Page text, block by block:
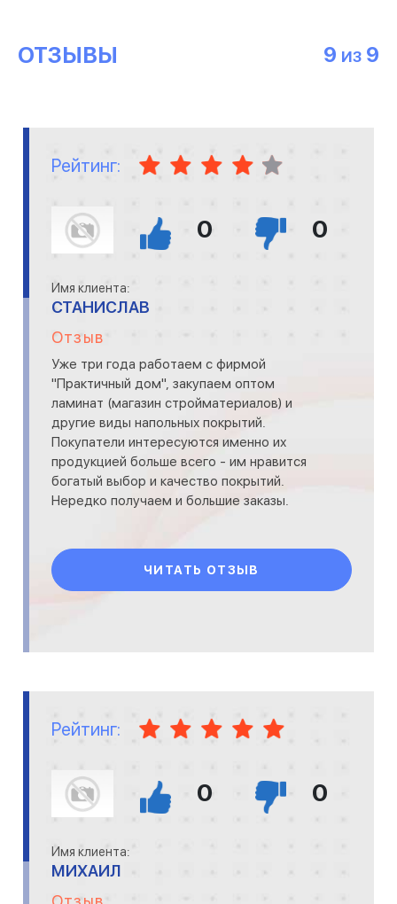
ОТЗЫВЫ 9 ИЗ 9
Рейтинг:
0 0
Имя клиента:
СТАНИСЛАВ
Отзыв
Уже три года работаем с фирмой
"Практичный дом", закупаем оптом
ламинат (магазин стройматериалов) и
другие виды напольных покрытий.
Покупатели интересуются именно их
продукцией больше всего - им нравится
богатый выбор и качество покрытий.
Нередко получаем и большие заказы.
ЧИТАТЬ ОТЗЫВ
Рейтинг:
0 0
Имя клиента:
МИХАИЛ